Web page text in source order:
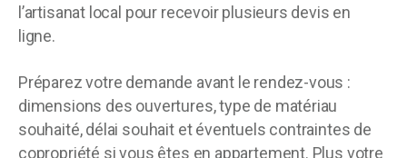
l’artisanat local pour recevoir plusieurs devis en
ligne.
Préparez votre demande avant le rendez-vous :
dimensions des ouvertures, type de matériau
souhaité, délai souhait et éventuels contraintes de
copropriété si vous êtes en appartement. Plus votre